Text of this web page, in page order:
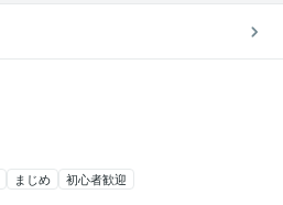
まじめ 初心者歓迎